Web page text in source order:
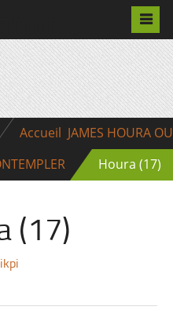
Accueil JAMES HOURA OU
Houra (17)
(17)